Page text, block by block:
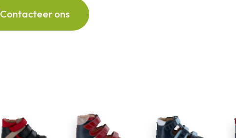
Contacteer ons